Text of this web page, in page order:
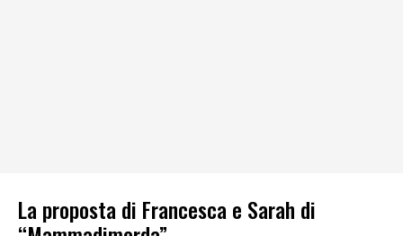
La proposta di Francesca e Sarah di